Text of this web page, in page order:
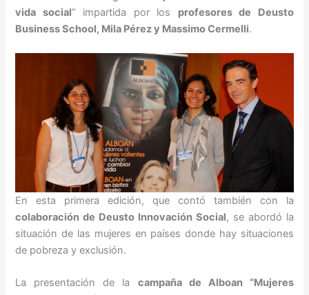
vida social” impartida por los profesores de Deusto
Business School, Mila Pérez y Massimo Cermelli.
En esta primera edición, que contó también con la
colaboración de Deusto Innovación Social, se abordó la
situación de las mujeres en países donde hay situaciones
de pobreza y exclusión.
La presentación de la campaña de Alboan “Mujeres